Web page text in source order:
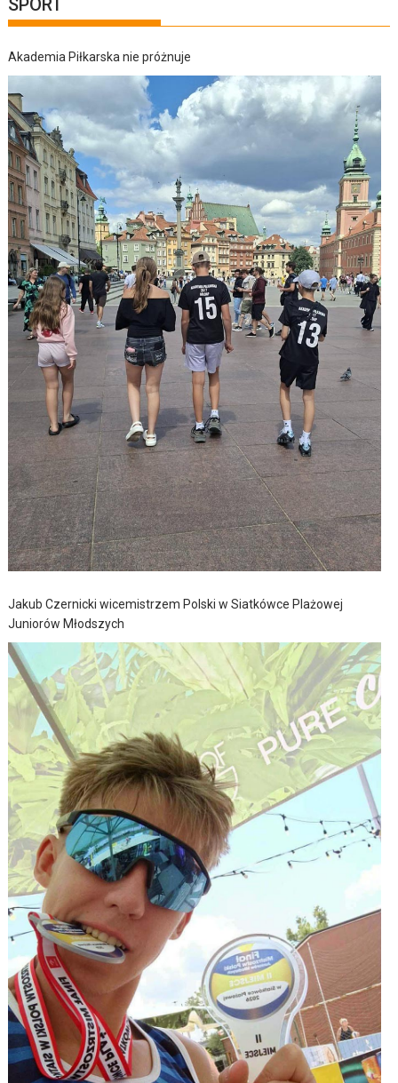
Akademia Piłkarska nie próżnuje
Jakub Czernicki wicemistrzem Polski w Siatkówce Plażowej
Juniorów Młodszych